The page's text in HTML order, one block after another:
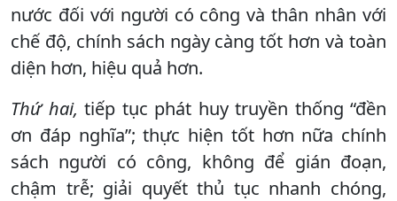
nước đối với người có công và thân nhân với
chế độ, chính sách ngày càng tốt hơn và toàn
diện hơn, hiệu quả hơn.
Thứ hai, tiếp tục phát huy truyền thống “đền
ơn đáp nghĩa”; thực hiện tốt hơn nữa chính
sách người có công, không để gián đoạn,
chậm trễ; giải quyết thủ tục nhanh chóng,